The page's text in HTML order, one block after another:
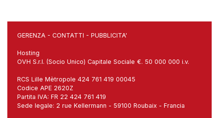
GERENZA - CONTATTI - PUBBLICITA'
Hosting
OVH S.r.l. (Socio Unico) Capitale Sociale €. 50 000 000 i.v.
RCS Lille Mètropole 424 761 419 00045
Codice APE 2620Z
Partita IVA: FR 22 424 761 419
Sede legale: 2 rue Kellermann - 59100 Roubaix - Francia